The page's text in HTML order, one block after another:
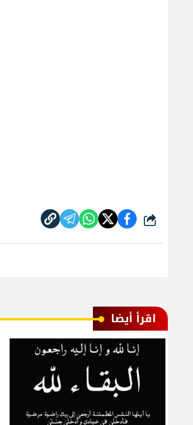
شارك
اقرأ أيضا